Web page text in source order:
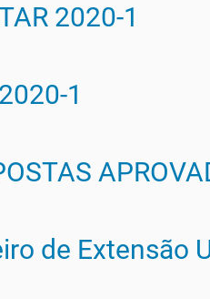
2020-1
1
de Extensão